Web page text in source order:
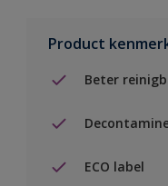
Product
Beter
ECO label